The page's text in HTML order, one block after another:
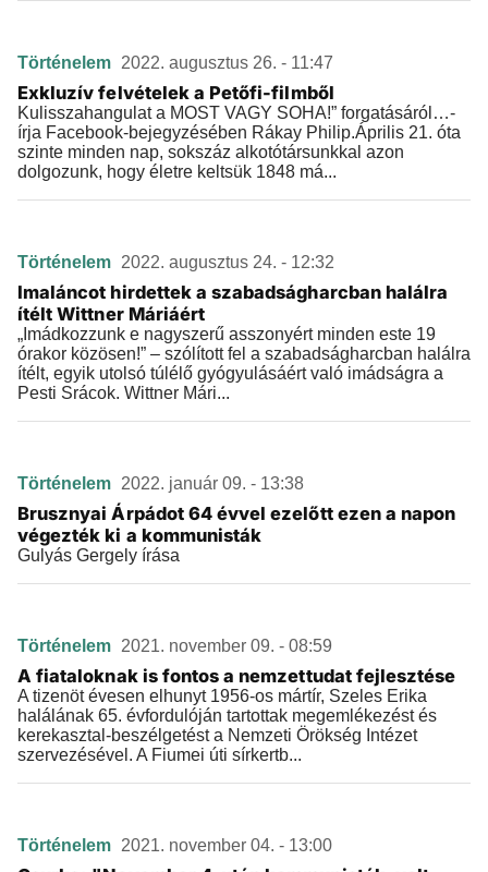
Történelem 2022. augusztus 26. - 11:47
Exkluzív felvételek a Petőfi-filmből
Kulisszahangulat a MOST VAGY SOHA!” forgatásáról…-
írja Facebook-bejegyzésében Rákay Philip.Április 21. óta
szinte minden nap, sokszáz alkotótársunkkal azon
dolgozunk, hogy életre keltsük 1848 má...
Történelem 2022. augusztus 24. - 12:32
Imaláncot hirdettek a szabadságharcban halálra
ítélt Wittner Máriáért
„Imádkozzunk e nagyszerű asszonyért minden este 19
órakor közösen!” – szólított fel a szabadságharcban halálra
ítélt, egyik utolsó túlélő gyógyulásáért való imádságra a
Pesti Srácok. Wittner Mári...
Történelem 2022. január 09. - 13:38
Brusznyai Árpádot 64 évvel ezelőtt ezen a napon
végezték ki a kommunisták
Gulyás Gergely írása
Történelem 2021. november 09. - 08:59
A fiataloknak is fontos a nemzettudat fejlesztése
A tizenöt évesen elhunyt 1956-os mártír, Szeles Erika
halálának 65. évfordulóján tartottak megemlékezést és
kerekasztal-beszélgetést a Nemzeti Örökség Intézet
szervezésével. A Fiumei úti sírkertb...
Történelem 2021. november 04. - 13:00